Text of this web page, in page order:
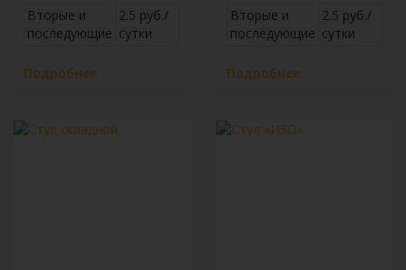
Вторые и
последующие
2.5 руб./
сутки
Подробнее
Вторые и
последующие
2.5 руб./
сутки
Подробнее